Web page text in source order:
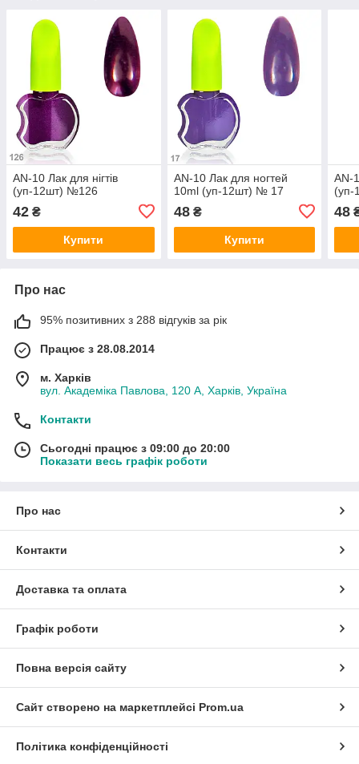
AN-10 Лак для нігтів
(уп-12шт) №126
42 ₴
Купити
AN-10 Лак для ногтей
10ml (уп-12шт) № 17
48₴
Купити
AN-
48
Про нас
95% позитивних з 288 відгуків за рік
Працює з 28.08.2014
м. Харків
вул. Академіка Павлова, 120 А, Харків, Україна
Контакти
Сьогодні працює з 09:00 до 20:00
Показати весь графік роботи
Про нас
Контакти
Доставка та оплата
Графік роботи
Повна версія сайту
Сайт створено на маркетплейсі Prom.ua
Політика конфіденційності